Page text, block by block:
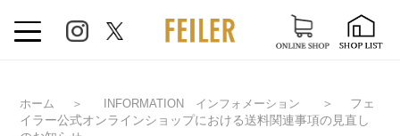
ホーム ＞ INFORMATION インフォメーション ＞
フェ
イラー公式オンラインショップにおける送料関連事項の見直し